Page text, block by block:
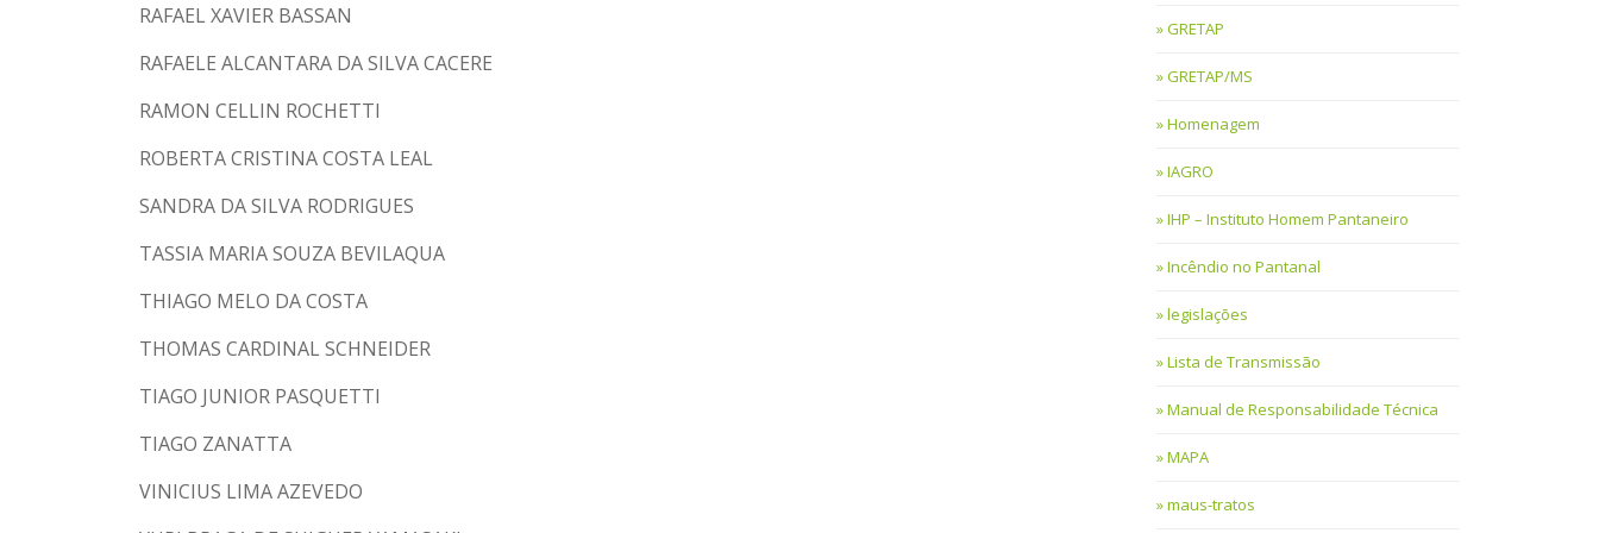
RAFAEL XAVIER BASSAN
RAFAELE ALCANTARA DA SILVA CACERE
RAMON CELLIN ROCHETTI
ROBERTA CRISTINA COSTA LEAL
SANDRA DA SILVA RODRIGUES
TASSIA MARIA SOUZA BEVILAQUA
THIAGO MELO DA COSTA
THOMAS CARDINAL SCHNEIDER
TIAGO JUNIOR PASQUETTI
TIAGO ZANATTA
VINICIUS LIMA AZEVEDO
GRETAP
GRETAP/MS
Homenagem
IAGRO
IHP – Instituto Homem Pantaneiro
Incêndio no Pantanal
legislações
Lista de Transmissão
Manual de Responsabilidade Técnica
MAPA
maus-tratos